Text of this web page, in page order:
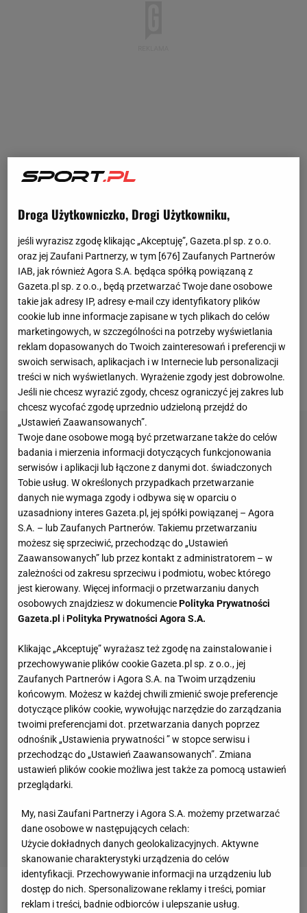
- ChcemyRoberta Lewandowskiego, ale przed nami
jeszcze dużo pracy, żeby to zrobić - ogłosił Gregg
Berhalter, trener Chicago Fire. -Chcemy być najlepsi
i uważamy, że z Robertem możemy stworzyć
zespół, który będzie realnie walczył o mistrzostwa -
powiedział szkoleniowiec w rozmowie z Dominikiem
Wardzichowskim, dziennikarzem Sport.pl
. Kapitan
reprezentacji Polski opuścił już Stany Zjednoczone -
czy wróci na podpisanie kontraktu?
Zobacz wideo
Droga Użytkowniczko, Drogi Użytkowniku,
jeśli wyrazisz zgodę klikając „Akceptuję”, Gazeta.pl sp. z o.o.
oraz jej Zaufani Partnerzy, w tym [676] Zaufanych Partnerów
IAB, jak również Agora S.A. będąca spółką powiązaną z
Gazeta.pl sp. z o.o., będą przetwarzać Twoje dane osobowe
takie jak adresy IP, adresy e-mail czy identyfikatory plików
cookie lub inne informacje zapisane w tych plikach do celów
marketingowych, w szczególności na potrzeby wyświetlania
reklam dopasowanych do Twoich zainteresowań i preferencji w
swoich serwisach, aplikacjach i w Internecie lub personalizacji
treści w nich wyświetlanych. Wyrażenie zgody jest dobrowolne.
Jeśli nie chcesz wyrazić zgody, chcesz ograniczyć jej zakres lub
chcesz wycofać zgodę uprzednio udzieloną przejdź do
„Ustawień Zaawansowanych”.
Twoje dane osobowe mogą być przetwarzane także do celów
badania i mierzenia informacji dotyczących funkcjonowania
serwisów i aplikacji lub łączone z danymi dot. świadczonych
Tobie usług. W określonych przypadkach przetwarzanie
danych nie wymaga zgody i odbywa się w oparciu o
uzasadniony interes Gazeta.pl, jej spółki powiązanej – Agora
S.A. – lub Zaufanych Partnerów. Takiemu przetwarzaniu
możesz się sprzeciwić, przechodząc do „Ustawień
Zaawansowanych” lub przez kontakt z administratorem – w
zależności od zakresu sprzeciwu i podmiotu, wobec którego
jest kierowany. Więcej informacji o przetwarzaniu danych
osobowych znajdziesz w dokumenciePolityka Prywatności
Gazeta.pl iPolityka Prywatności Agora S.A.
Klikając „Akceptuję” wyrażasz też zgodę na zainstalowanie i
przechowywanie plików cookie Gazeta.pl sp. z o.o., jej
Zaufanych Partnerów i Agora S.A. na Twoim urządzeniu
końcowym. Możesz w każdej chwili zmienić swoje preferencje
dotyczące plików cookie, wywołując narzędzie do zarządzania
twoimi preferencjami dot. przetwarzania danych poprzez
odnośnik „Ustawienia prywatności ” w stopce serwisu i
przechodząc do „Ustawień Zaawansowanych”. Zmiana
ustawień plików cookie możliwa jest także za pomocą ustawień
przeglądarki.
My, nasi Zaufani Partnerzy i Agora S.A. możemy przetwarzać
dane osobowe w następujących celach:
Użycie dokładnych danych geolokalizacyjnych. Aktywne
skanowanie charakterystyki urządzenia do celów
identyfikacji. Przechowywanie informacji na urządzeniu lub
dostęp do nich. Spersonalizowane reklamy i treści, pomiar
reklam i treści, badnie odbiorców i ulepszanie usług.